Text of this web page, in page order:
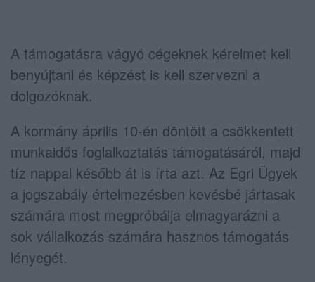
A támogatásra vágyó cégeknek kérelmet kell
benyújtani és képzést is kell szervezni a
dolgozóknak.
A kormány április 10-én döntött a csökkentett
munkaidős foglalkoztatás támogatásáról, majd
tíz nappal később át is írta azt. Az Egri Ügyek
a jogszabály értelmezésben kevésbé jártasak
számára most megpróbálja elmagyarázni a
sok vállalkozás számára hasznos támogatás
lényegét.